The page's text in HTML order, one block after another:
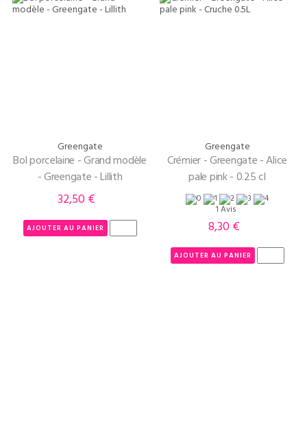
Greengate
Bol porcelaine - Grand modèle
- Greengate - Lillith
Prix
32,50 €
AJOUTER AU PANIER
Greengate
Crémier - Greengate - Alice
pale pink - 0.25 cl
1 Avis
Prix
8,30 €
AJOUTER AU PANIER